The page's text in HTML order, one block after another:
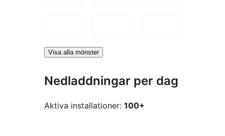
Visa alla mönster
Nedladdningar per dag
Aktiva installationer: 100+